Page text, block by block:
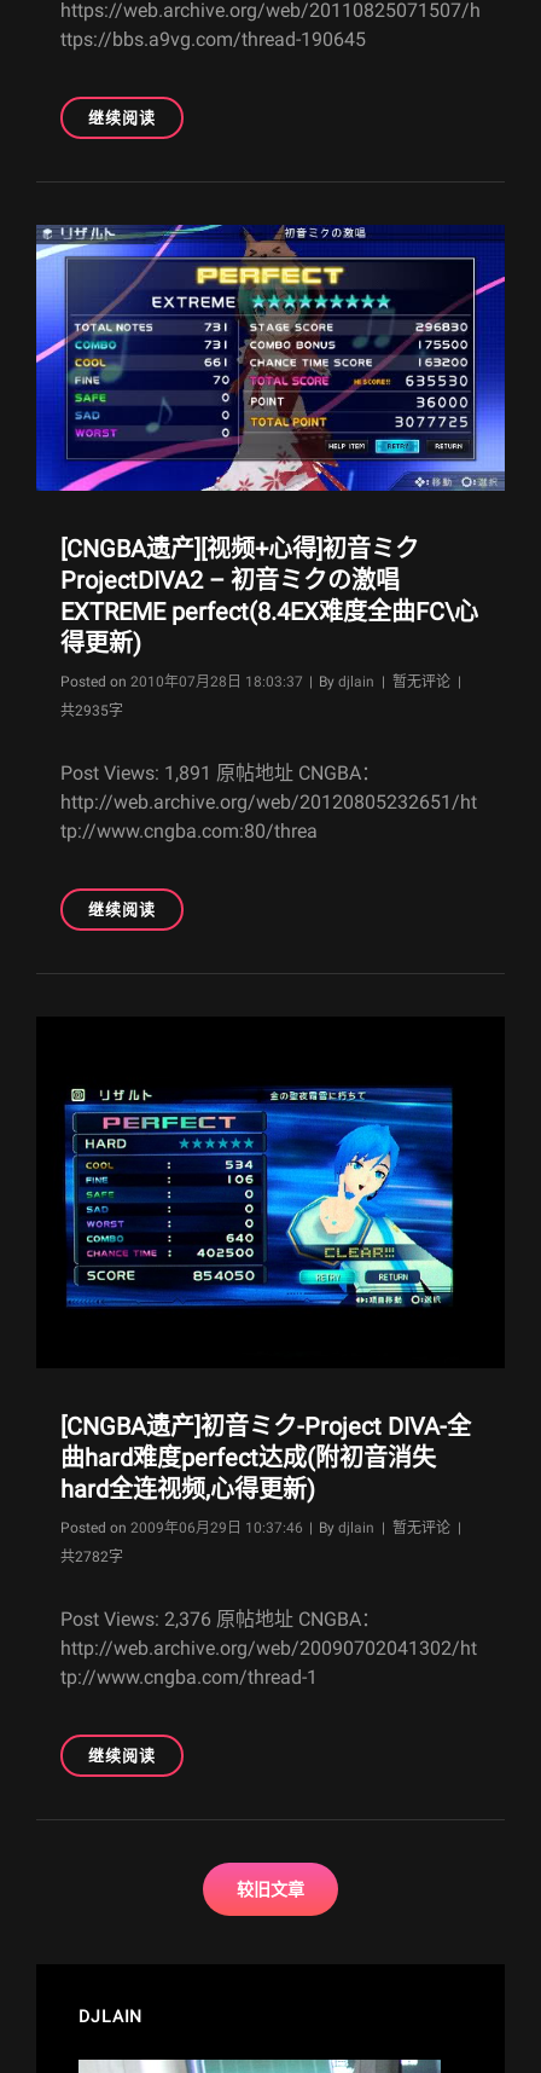
分
要
战
模
心
https://web.archive.org/web/20110825071507/h
ttps://bbs.a9vg.com/thread-190645
继续阅读[A9VG
遗
9
日
更
新]EL
SHADDAI\全
能
之
神
\萌
成
就
达
成，
享
\武
器
\成
得
[CNGBA遗产][视频+心得]初音ミク
ProjectDIVA2 – 初音ミクの激唱
EXTREME perfect(8.4EX难度全曲FC\心
得更新)
Posted on 2010年07月28日 18:03:37 | By Byline
djlain | 暂无评论 |
共2935字
Post Views: 1,891 原帖地址 CNGBA：
http://web.archive.org/web/20120805232651/ht
tp://www.cngba.com:80/threa
继续阅读[CNGBA
遗
音
ミ
ク
PROJECTDIVA2
–
初
音
ミ
ク
EXTREME
PERFECT(8.4EX
难
度
全
更
新)
[CNGBA遗产]初音ミク-Project DIVA-全
曲hard难度perfect达成(附初音消失
hard全连视频,心得更新)
Posted on 2009年06月29日 10:37:46 | By Byline
djlain | 暂无评论 |
共2782字
Post Views: 2,376 原帖地址 CNGBA：
http://web.archive.org/web/20090702041302/ht
tp://www.cngba.com/thread-1
继续阅读[CNGBA
遗
难
较旧文章
DJLAIN